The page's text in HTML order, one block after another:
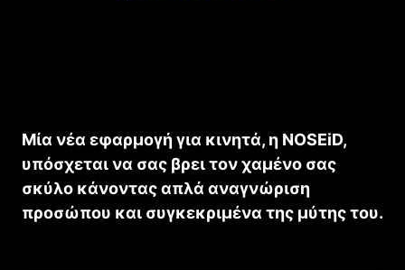
Μία νέα εφαρμογή για κινητά, η NOSEiD,
υπόσχεται να σας βρει τον χαμένο σας
σκύλο κάνοντας απλά αναγνώριση
προσώπου και συγκεκριμένα της μύτης του.